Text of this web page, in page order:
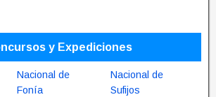
y Expediciones
Nacional de
Fonía
Nacional de
Sufijos